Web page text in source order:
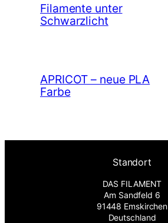
Filamente unter
Schwarzlicht
APRICOT – neue PLA
Farbe
Standort
DAS FILAMENT
Am Sandfeld 6
91448 Emskirchen
Deutschland